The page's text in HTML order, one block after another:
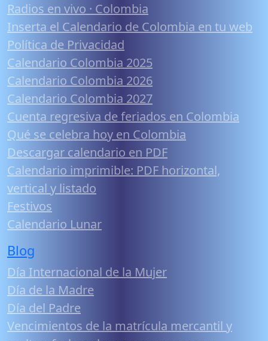
Radios en vivo · Colombia
Inserta el Calendario de Colombia en tu web
Política de Privacidad
Calendario Colombia 2025
Calendario Colombia 2026
Calendario Colombia 2027
Cuenta regresiva de feriados en Colombia
Qué se celebra hoy en Colombia
Descargar calendario en PDF
Calendario imprimible: PDF horizontal,
vertical y listado
Festivos
Calendario Lunar
Blog
Día Internacional de la Mujer
Día de la Madre
Día del Padre
Vencimientos de la matrícula mercantil y